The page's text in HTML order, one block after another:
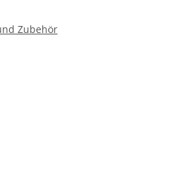
Zubehör